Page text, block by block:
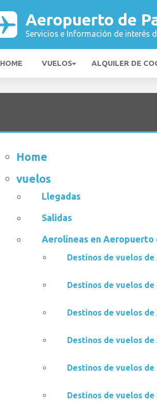
Aeropuerto de
Servicios e Información de interés
HOME VUELOS ALQUILER DE
Home
vuelos
Llegadas
Salidas
Aerolíneas en Aeropuerto
Destinos de vuelos
Destinos de vuelos
Destinos de vuelos
Destinos de vuelos
Destinos de vuelos
Destinos de vuelos